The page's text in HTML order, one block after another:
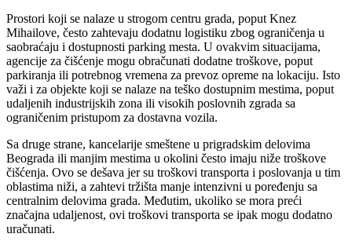
Prostori koji se nalaze u strogom centru grada, poput Knez
Mihailove, često zahtevaju dodatnu logistiku zbog ograničenja u
saobraćaju i dostupnosti parking mesta. U ovakvim situacijama,
agencije za čišćenje mogu obračunati dodatne troškove, poput
parkiranja ili potrebnog vremena za prevoz opreme na lokaciju. Isto
važi i za objekte koji se nalaze na teško dostupnim mestima, poput
udaljenih industrijskih zona ili visokih poslovnih zgrada sa
ograničenim pristupom za dostavna vozila.
Sa druge strane, kancelarije smeštene u prigradskim delovima
Beograda ili manjim mestima u okolini često imaju niže troškove
čišćenja. Ovo se dešava jer su troškovi transporta i poslovanja u tim
oblastima niži, a zahtevi tržišta manje intenzivni u poređenju sa
centralnim delovima grada. Međutim, ukoliko se mora preći
značajna udaljenost, ovi troškovi transporta se ipak mogu dodatno
uračunati.